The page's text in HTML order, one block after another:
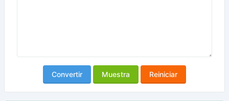
Convertir Muestra Reiniciar